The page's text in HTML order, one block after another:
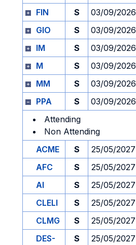
FIN
S 03/09/2026
GIO
S 03/09/2026
IM
S 03/09/2026
M
S 03/09/2026
MM
S 03/09/2026
PPA
S 03/09/2026
Attending
Non Attending
ACME
S 25/05/2027
AFC
S 25/05/2027
AI
S 25/05/2027
CLELI
S 25/05/2027
CLMG
S 25/05/2027
DES-
S 25/05/2027